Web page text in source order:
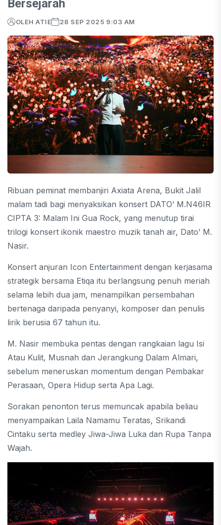
Bersejarah
OLEH ATIE 28 SEP 2025 9:03 AM
Ribuan peminat membanjiri Axiata Arena, Bukit Jalil
malam tadi bagi menyaksikan konsert DATO’ M.N46IR
CIPTA 3: Malam Ini Gua Rock, yang menutup tirai
trilogi konsert ikonik maestro muzik tanah air, Dato’ M.
Nasir.
Konsert anjuran Icon Entertainment dengan kerjasama
strategik bersama Etiqa itu berlangsung penuh meriah
selama lebih dua jam, menampilkan persembahan
bertenaga daripada penyanyi, komposer dan penulis
lirik berusia 67 tahun itu.
M. Nasir membuka pentas dengan rangkaian lagu Isi
Atau Kulit, Musnah dan Jerangkung Dalam Almari,
sebelum meneruskan momentum dengan Pembakar
Perasaan, Opera Hidup serta Apa Lagi.
Sorakan penonton terus memuncak apabila beliau
menyampaikan Laila Namamu Teratas, Srikandi
Cintaku serta medley Jiwa-Jiwa Luka dan Rupa Tanpa
Wajah.